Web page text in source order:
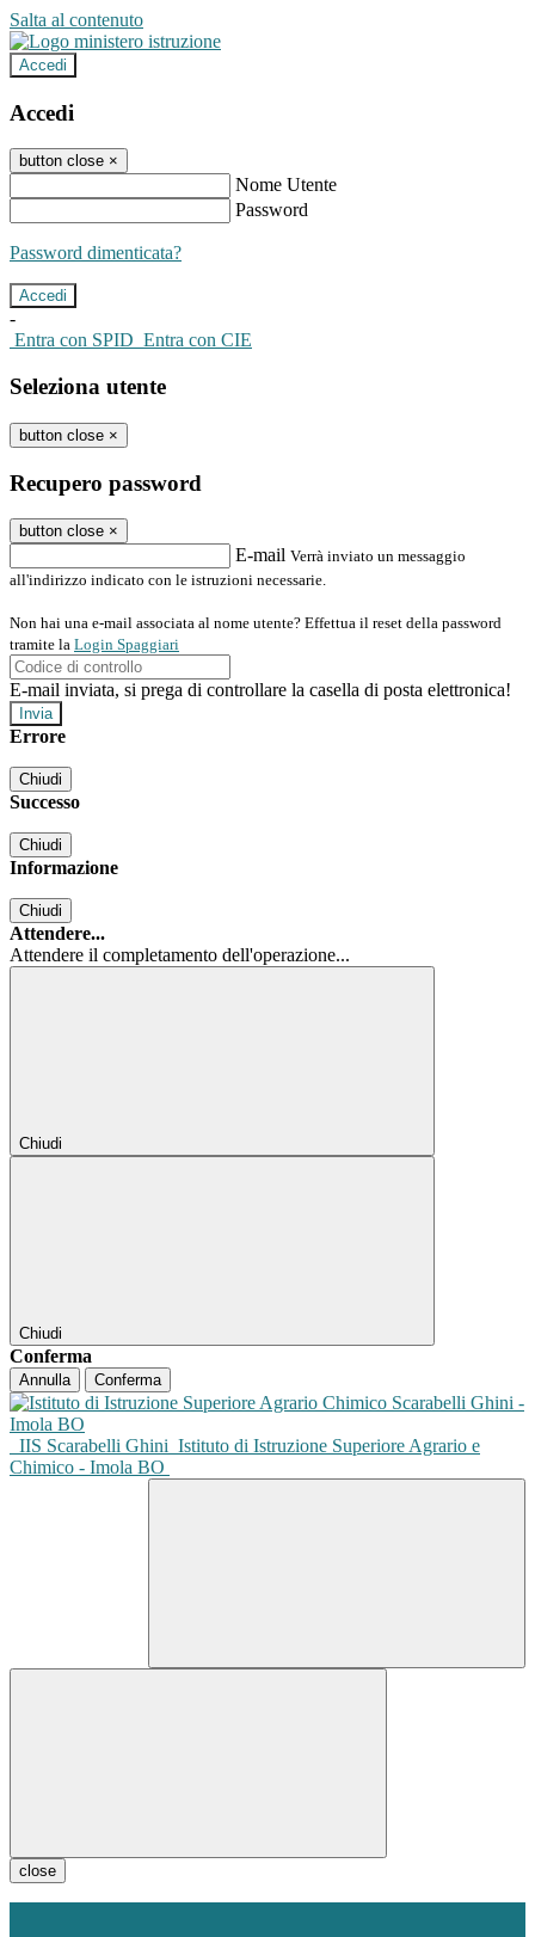
Salta al contenuto
Accedi
Accedi
button close ×
Nome Utente
Password
Password dimenticata?
-
Entra con SPID Entra con CIE
Seleziona utente
button close ×
Recupero password
button close ×
E-mail Verrà inviato un messaggio
all'indirizzo indicato con le istruzioni necessarie.
Non hai una e-mail associata al nome utente? Effettua il reset della password
tramite la Login Spaggiari
E-mail inviata, si prega di controllare la casella di posta elettronica!
Errore
Chiudi
Successo
Chiudi
Informazione
Chiudi
Attendere...
Attendere il completamento dell'operazione...
Chiudi
Chiudi
Conferma
Annulla Conferma
IIS Scarabelli Ghini Istituto di Istruzione Superiore Agrario e
Chimico - Imola BO
close